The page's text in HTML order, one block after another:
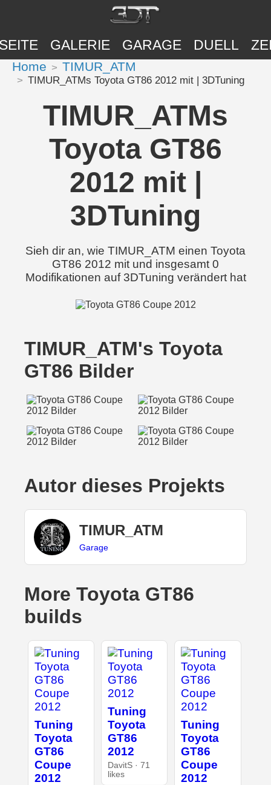
GALERIE GARAGE DUELL
Home TIMUR_ATM
TIMUR_ATMs Toyota GT86 2012 mit | 3DTuning
TIMUR_ATMs
Toyota GT86
2012 mit |
3DTuning
Sieh dir an, wie TIMUR_ATM einen Toyota
GT86 2012 mit und insgesamt 0
Modifikationen auf 3DTuning verändert hat
TIMUR_ATM's Toyota
GT86 Bilder
Autor dieses Projekts
TIMUR_ATM
Garage
More Toyota GT86
builds
Tuning
Toyota
GT86
Coupe
2012
Tuning
Toyota
GT86
2012
DavitS · 71
likes
Tuning
Toyota
GT86
Coupe
2012